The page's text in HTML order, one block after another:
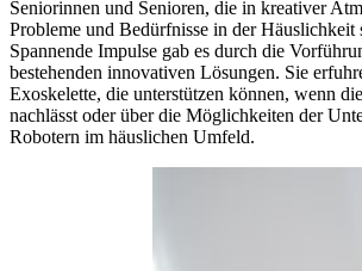
Seniorinnen und Senioren, die in kreativer
Probleme und Bedürfnisse in der Häuslichkeit
Spannende Impulse gab es durch die
bestehenden innovativen Lösungen. Sie
Exoskelette, die unterstützen können, wenn
nachlässt oder über die Möglichkeiten der
Robotern im häuslichen Umfeld.